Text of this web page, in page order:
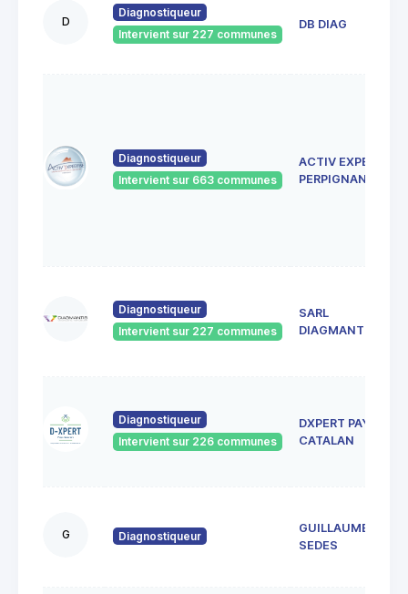
D
Diagnostiqueur
Intervient sur 227 communes
DB DIAG
Diagnostiqueur
Intervient sur 663 communes
ACTIV EXPERTISE
PERPIGNAN
Diagnostiqueur
Intervient sur 227 communes
SARL
DIAGMANTIS
Diagnostiqueur
Intervient sur 226 communes
DXPERT PAYS
CATALAN
G Diagnostiqueur
GUILLAUME
SEDES